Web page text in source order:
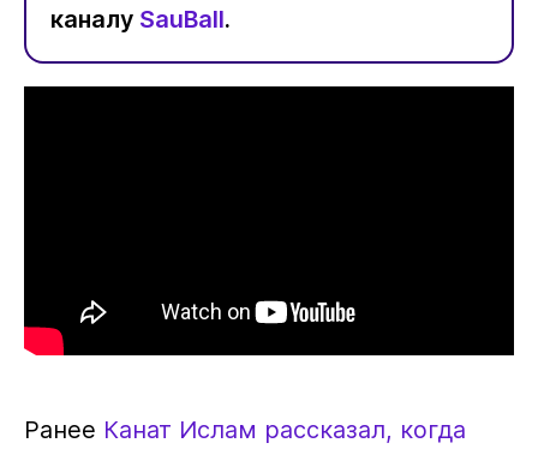
каналу SauBall.
Ранее Канат Ислам рассказал, когда